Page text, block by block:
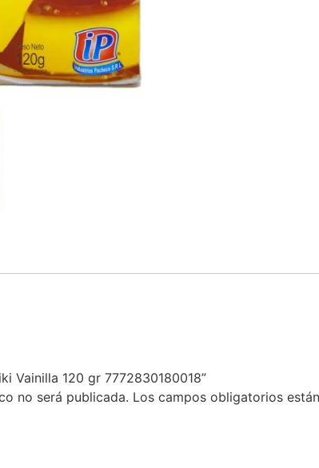
Vainilla 120 gr 7772830180018”
no será publicada. Los campos obligatorios